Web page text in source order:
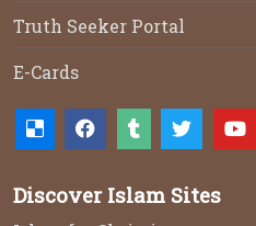
Truth Seeker Portal
E-Cards
Discover Islam Sites